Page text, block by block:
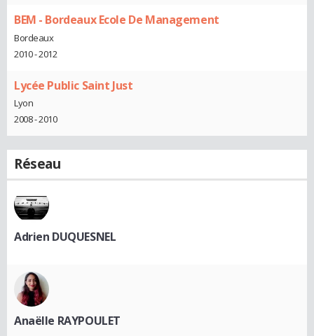
BEM - Bordeaux Ecole De Management
Bordeaux
2010 - 2012
Lycée Public Saint Just
Lyon
2008 - 2010
Réseau
Adrien DUQUESNEL
Anaëlle RAYPOULET